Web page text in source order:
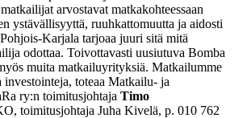
arvostavat matkakohteessaan
ystävällisyyttä, ruuhkattomuutta ja aidosti
Karjala tarjoaa juuri sitä mitä
odottaa. Toivottavasti uusiutuva Bomba
muita matkailuyrityksiä. Matkailumme
toteaa Matkailu- ja
ry:n toimitusjohtaja Timo
toimitusjohtaja Juha Kivelä, p. 010 762